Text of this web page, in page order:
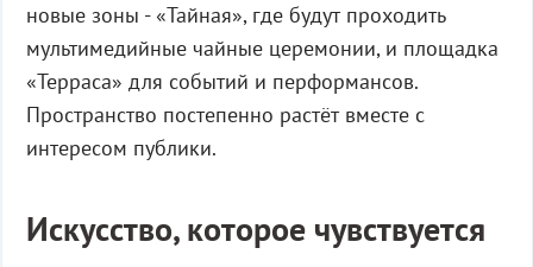
новые зоны - «Тайная», где будут проходить
мультимедийные чайные церемонии, и площадка
«Терраса» для событий и перформансов.
Пространство постепенно растёт вместе с
интересом публики.
Искусство, которое чувствуется